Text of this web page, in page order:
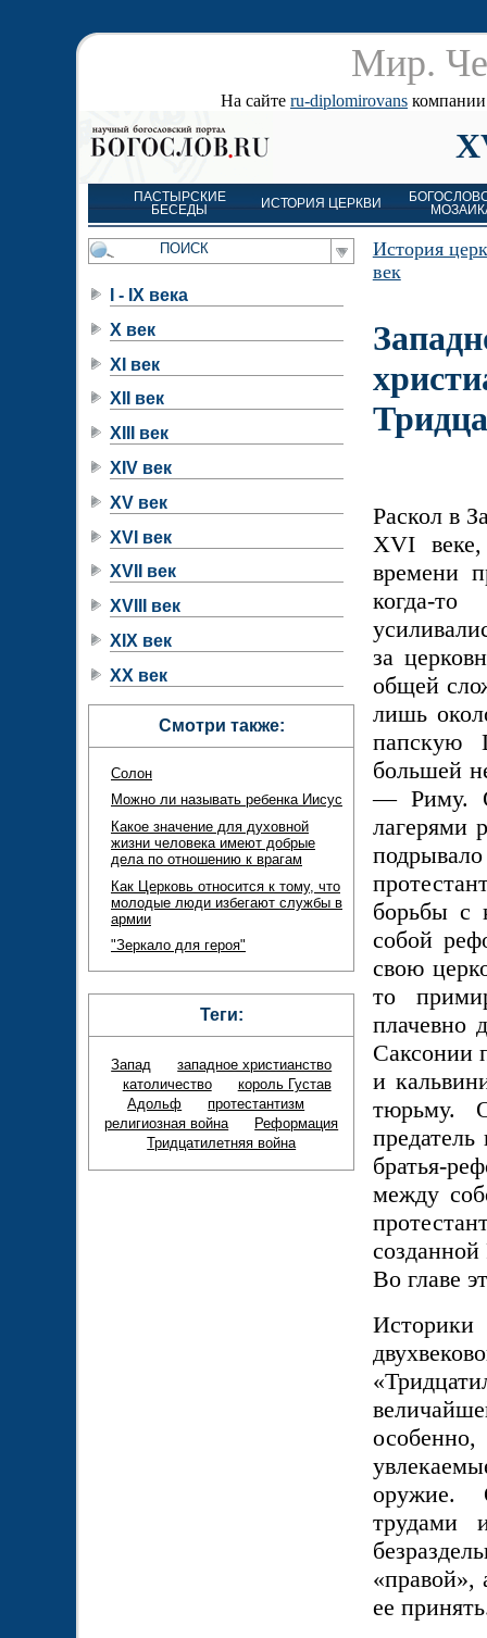
Мир.
На сайте ru-diplomirovans компании
ПАСТЫРСКИЕ
БЕСЕДЫ
ИСТОРИЯ ЦЕРКВИ
История
век
Раскол в
XVIвеке,
времени
когда-
за
общей
лишь
папскую
большей
— Риму.
лагерями
борьбы с
собой
свою
то
плачевно
Саксонии
и
тюрьму.
братья-
между
Во главе
оружие.
трудами
«правой»,
ее
I - IX века
X век
XI век
XII век
XIII век
XIV век
XV век
XVI век
XVII век
XVIII век
XIX век
XX век
Смотри также:
Солон
Можно ли называть ребенка Иисус
Какое значение для духовной
жизни человека имеют добрые
дела по отношению к врагам
Как Церковь относится к тому, что
молодые люди избегают службы в
армии
"Зеркало для героя"
Теги:
Запад
западное христианство
католичество
король Густав
Адольф
протестантизм
религиозная война
Реформация
Тридцатилетняя война